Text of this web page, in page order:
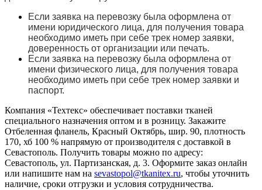
Если заявка на перевозку была оформлена от
имени юридического лица, для получения товара
необходимо иметь при себе трек номер заявки,
доверенность от организации или печать.
Если заявка на перевозку была оформлена от
имени физического лица, для получения товара
необходимо иметь при себе трек номер заявки и
паспорт.
Компания «Техтекс» обеспечивает поставки тканей
специального назначения оптом и в розницу. Закажите
Отбеленная фланель, Красный Октябрь, шир. 90, плотность
170, хб 100 % напрямую от производителя с доставкой в
Севастополь. Получить товары можно по адресу:
Севастополь, ул. Партизанская, д. 3. Оформите заказ онлайн
или напишите нам на sevastopol@tkanitex.ru, чтобы уточнить
наличие, сроки отгрузки и условия сотрудничества.